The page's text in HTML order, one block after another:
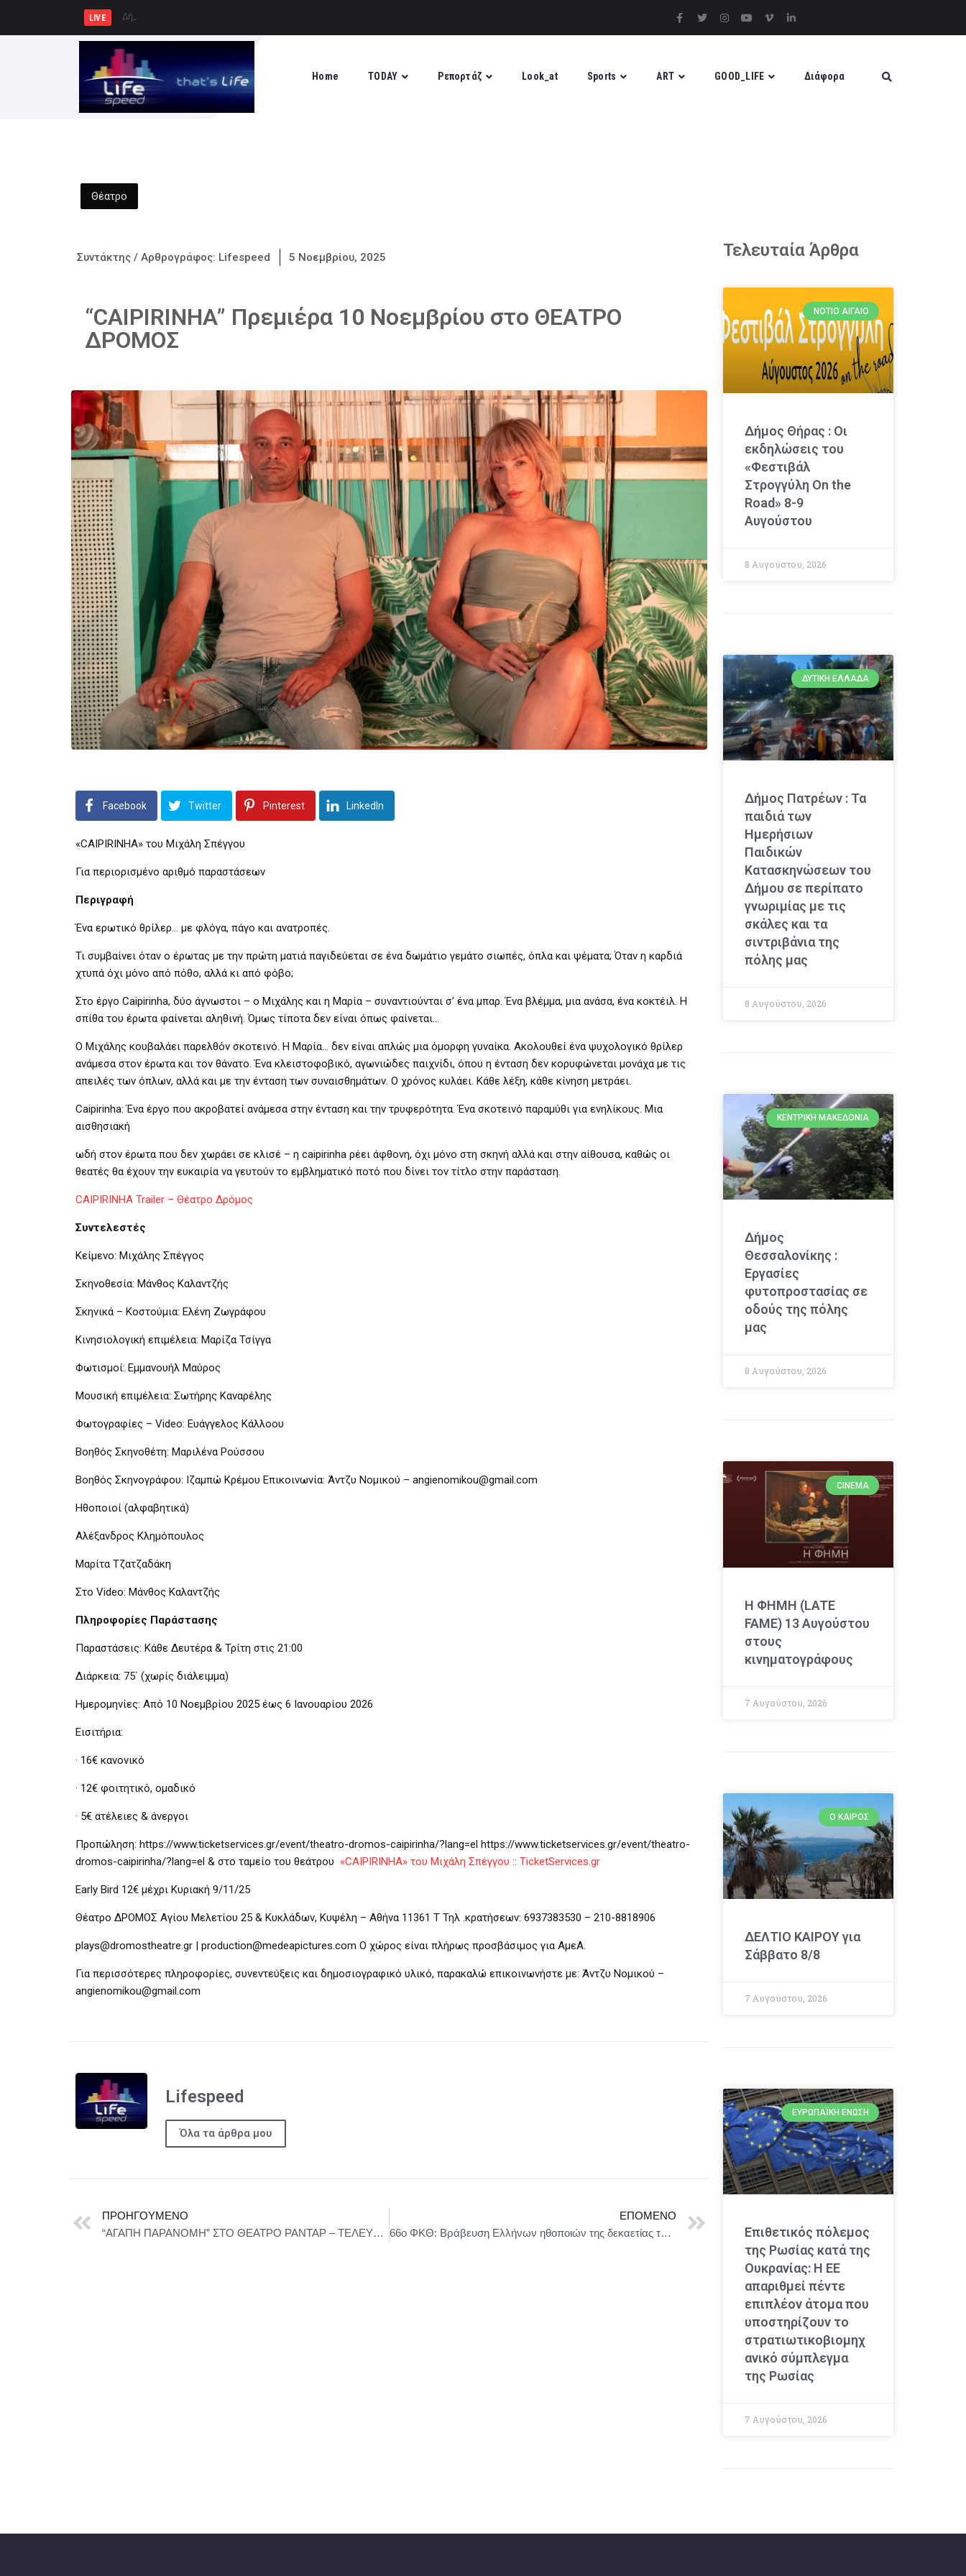
LIVE Δήμος Πατρέων : Τα παιδιά των Η
Home TODAY Ρεπορτάζ Look_at Sports ART GOOD_LIFE Διάφορα
Θέατρο
Συντάκτης / Αρθρογράφος: Lifespeed 5 Νοεμβρίου, 2025
“CAIPIRINHA” Πρεμιέρα 10 Νοεμβρίου στο ΘΕΑΤΡΟ
ΔΡΟΜΟΣ
Facebook Twitter Pinterest LinkedIn
«CAIPIRINHA» του Μιχάλη Σπέγγου
Για περιορισμένο αριθμό παραστάσεων
Περιγραφή
Ένα ερωτικό θρίλερ… με φλόγα, πάγο και ανατροπές.
Τι συμβαίνει όταν ο έρωτας με την πρώτη ματιά παγιδεύεται σε ένα δωμάτιο γεμάτο σιωπές, όπλα και ψέματα; Όταν η καρδιά
χτυπά όχι μόνο από πόθο, αλλά κι από φόβο;
Στο έργο Caipirinha, δύο άγνωστοι – ο Μιχάλης και η Μαρία – συναντιούνται σ’ ένα μπαρ. Ένα βλέμμα, μια ανάσα, ένα κοκτέιλ. Η
σπίθα του έρωτα φαίνεται αληθινή. Όμως τίποτα δεν είναι όπως φαίνεται…
Ο Μιχάλης κουβαλάει παρελθόν σκοτεινό. Η Μαρία… δεν είναι απλώς μια όμορφη γυναίκα. Ακολουθεί ένα ψυχολογικό θρίλερ
ανάμεσα στον έρωτα και τον θάνατο. Ένα κλειστοφοβικό, αγωνιώδες παιχνίδι, όπου η ένταση δεν κορυφώνεται μονάχα με τις
απειλές των όπλων, αλλά και με την ένταση των συναισθημάτων. Ο χρόνος κυλάει. Κάθε λέξη, κάθε κίνηση μετράει.
Caipirinha: Ένα έργο που ακροβατεί ανάμεσα στην ένταση και την τρυφερότητα. Ένα σκοτεινό παραμύθι για ενηλίκους. Μια
αισθησιακή
ωδή στον έρωτα που δεν χωράει σε κλισέ – η caipirinha ρέει άφθονη, όχι μόνο στη σκηνή αλλά και στην αίθουσα, καθώς οι
θεατές θα έχουν την ευκαιρία να γευτούν το εμβληματικό ποτό που δίνει τον τίτλο στην παράσταση.
CAIPIRINHA Trailer – Θέατρο Δρόμος
Συντελεστές
Κείμενο: Μιχάλης Σπέγγος
Σκηνοθεσία: Μάνθος Καλαντζής
Σκηνικά – Κοστούμια: Ελένη Ζωγράφου
Κινησιολογική επιμέλεια: Μαρίζα Τσίγγα
Φωτισμοί: Εμμανουήλ Μαύρος
Μουσική επιμέλεια: Σωτήρης Καναρέλης
Φωτογραφίες – Video: Ευάγγελος Κάλλοου
Βοηθός Σκηνοθέτη: Μαριλένα Ρούσσου
Βοηθός Σκηνογράφου: Ιζαμπώ Κρέμου Επικοινωνία: Άντζυ Νομικού – angienomikou@gmail.com
Ηθοποιοί (αλφαβητικά)
Αλέξανδρος Κλημόπουλος
Μαρίτα Τζατζαδάκη
Στο Video: Μάνθος Καλαντζής
Πληροφορίες Παράστασης
Παραστάσεις: Κάθε Δευτέρα & Τρίτη στις 21:00
Διάρκεια: 75΄ (χωρίς διάλειμμα)
Ημερομηνίες: Από 10 Νοεμβρίου 2025 έως 6 Ιανουαρίου 2026
Εισιτήρια:
· 16€ κανονικό
· 12€ φοιτητικό, ομαδικό
· 5€ ατέλειες & άνεργοι
Προπώληση: https://www.ticketservices.gr/event/theatro-dromos-caipirinha/?lang=el https://www.ticketservices.gr/event/theatro-
dromos-caipirinha/?lang=el & στο ταμείο του θεάτρου «CAIPIRINHA» του Μιχάλη Σπέγγου :: TicketServices.gr
Early Bird 12€ μέχρι Κυριακή 9/11/25
Θέατρο ΔΡΟΜΟΣ Αγίου Μελετίου 25 & Κυκλάδων, Κυψέλη – Αθήνα 11361 Τ Τηλ .κρατήσεων: 6937383530 – 210-8818906
plays@dromostheatre.gr | production@medeapictures.com Ο χώρος είναι πλήρως προσβάσιμος για ΑμεΑ.
Για περισσότερες πληροφορίες, συνεντεύξεις και δημοσιογραφικό υλικό, παρακαλώ επικοινωνήστε με: Άντζυ Νομικού –
angienomikou@gmail.com
Lifespeed
Όλα τα άρθρα μου
ΠΡΟΗΓΟΎΜΕΝΟ
“ΑΓΑΠΗ ΠΑΡΑΝΟΜΗ” ΣΤΟ ΘΕΑΤΡΟ ΡΑΝΤΑΡ – ΤΕΛΕΥΤΑΙΕΣ ΠΑΡΑΣΤΑΣΕΙΣ – ΜΕΧΡΙ ΤΙΣ 25 ΝΟΕΜΒΡΙΟΥ
ΕΠΌΜΕΝΟ
66ο ΦΚΘ: Βράβευση Ελλήνων ηθοποιών της δεκαετίας του 1960!
Τελευταία Άρθρα
ΝΌΤΙΟ ΑΙΓΑΊΟ
Δήμος Θήρας : Οι
εκδηλώσεις του
«Φεστιβάλ
Στρογγύλη On the
Road» 8-9
Αυγούστου
8 Αυγούστου, 2026
ΔΥΤΙΚΉ ΕΛΛΆΔΑ
Δήμος Πατρέων : Τα
παιδιά των
Ημερήσιων
Παιδικών
Κατασκηνώσεων του
Δήμου σε περίπατο
γνωριμίας με τις
σκάλες και τα
σιντριβάνια της
πόλης μας
8 Αυγούστου, 2026
ΚΕΝΤΡΙΚΉ ΜΑΚΕΔΟΝΊΑ
Δήμος
Θεσσαλονίκης :
Εργασίες
φυτοπροστασίας σε
οδούς της πόλης
μας
8 Αυγούστου, 2026
CINEMA
Η ΦΗΜΗ (LATE
FAME) 13 Αυγούστου
στους
κινηματογράφους
7 Αυγούστου, 2026
Ο ΚΑΙΡΌΣ
ΔΕΛΤΙΟ ΚΑΙΡΟΥ για
Σάββατο 8/8
7 Αυγούστου, 2026
ΕΥΡΩΠΑΪΚΉ ΈΝΩΣΗ
Επιθετικός πόλεμος
της Ρωσίας κατά της
Ουκρανίας: Η ΕΕ
απαριθμεί πέντε
επιπλέον άτομα που
υποστηρίζουν το
στρατιωτικοβιομηχ
ανικό σύμπλεγμα
της Ρωσίας
7 Αυγούστου, 2026